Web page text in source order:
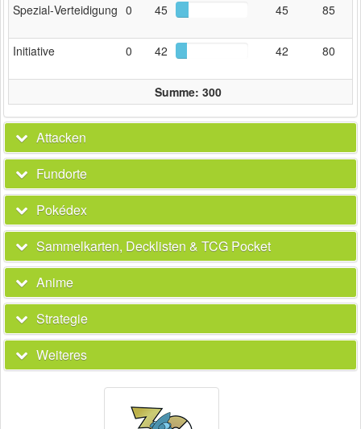
Spezial‑Verteidigung 0 45 45 85
Initiative 0 42 42 80
Summe: 300
Attacken
Fundorte
Pokédex
Sammelkarten, Decklisten & TCG Pocket
Anime
Strategie
Weiteres